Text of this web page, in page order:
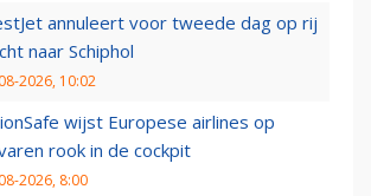
annuleert voor tweede dag op rij
naar Schiphol
2026, 10:02
wijst Europese airlines op
rook in de cockpit
2026, 8:00